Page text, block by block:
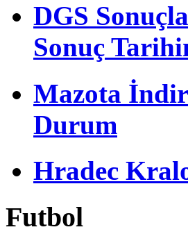
DGS
Sonuç
Mazota
Durum
Hradec
Futbol